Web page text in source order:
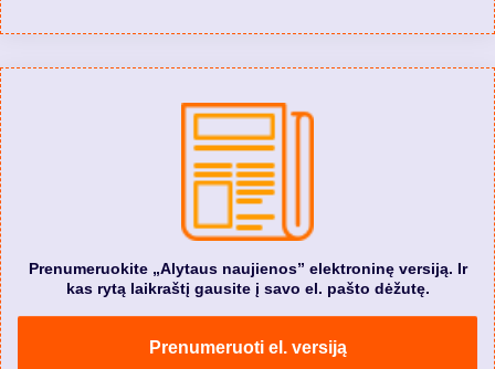
Prenumeruokite „Alytaus naujienos” elektroninę versiją. Ir
kas rytą laikraštį gausite į savo el. pašto dėžutę.
Prenumeruoti el. versiją